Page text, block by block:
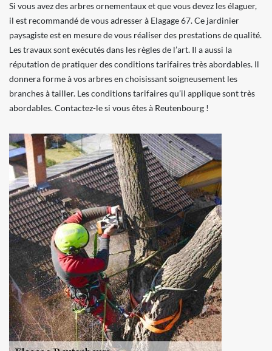
Si vous avez des arbres ornementaux et que vous devez les élaguer,
il est recommandé de vous adresser à Elagage 67. Ce jardinier
paysagiste est en mesure de vous réaliser des prestations de qualité.
Les travaux sont exécutés dans les règles de l’art. Il a aussi la
réputation de pratiquer des conditions tarifaires très abordables. Il
donnera forme à vos arbres en choisissant soigneusement les
branches à tailler. Les conditions tarifaires qu’il applique sont très
abordables. Contactez-le si vous êtes à Reutenbourg !